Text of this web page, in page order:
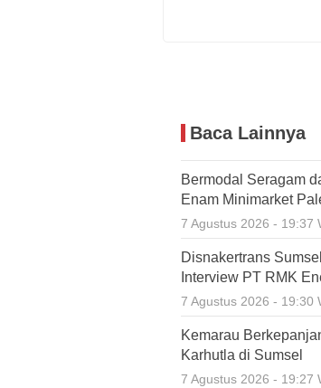
Baca Lainnya
Bermodal Seragam
Enam Minimarket
7 Agustus 2026 - 19:37
Disnakertrans
Interview PT RMK
7 Agustus 2026 - 19:30
Kemarau
Karhutla di Sumsel
7 Agustus 2026 - 19:27